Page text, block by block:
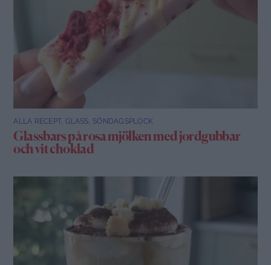
ALLA RECEPT, GLASS, SÖNDAGSPLOCK
Glassbars på rosa mjölken med jordgubbar
och vit choklad